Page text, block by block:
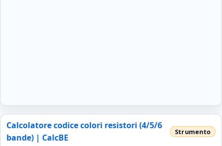
Calcolatore codice colori resistori (4/5/6
bande) | CalcBE